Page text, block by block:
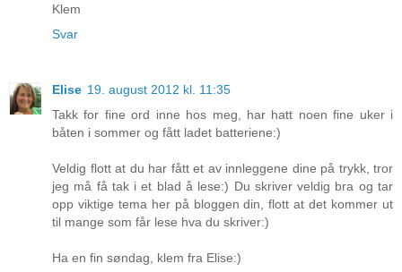
Klem
Svar
Elise 19. august 2012 kl. 11:35
Takk for fine ord inne hos meg, har hatt noen fine uker i
båten i sommer og fått ladet batteriene:)
Veldig flott at du har fått et av innleggene dine på trykk, tror
jeg må få tak i et blad å lese:) Du skriver veldig bra og tar
opp viktige tema her på bloggen din, flott at det kommer ut
til mange som får lese hva du skriver:)
Ha en fin søndag, klem fra Elise:)